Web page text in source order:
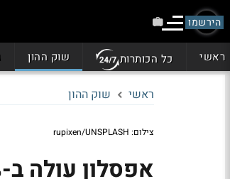
הירשמו
ראשי כל הכותרות שוק ההון
ראשי שוק ההון
צילום: rupixen/UNSPLASH